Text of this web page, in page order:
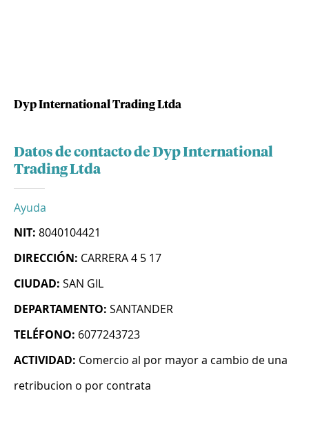
Dyp International Trading Ltda
Datos de contacto de Dyp International
Trading Ltda
Ayuda
NIT: 8040104421
DIRECCIÓN: CARRERA 4 5 17
CIUDAD: SAN GIL
DEPARTAMENTO: SANTANDER
TELÉFONO: 6077243723
ACTIVIDAD: Comercio al por mayor a cambio de una
retribucion o por contrata